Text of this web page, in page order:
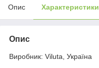
Опис Характеристики
Опис
Виробник: Viluta, Україна